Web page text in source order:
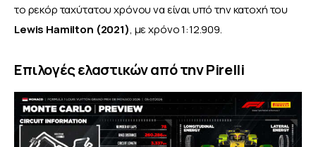
το ρεκόρ ταχύτατου χρόνου να είναι υπό την κατοχή του
Lewis Hamilton (2021), με χρόνο 1:12.909.
Επιλογές ελαστικών από την Pirelli